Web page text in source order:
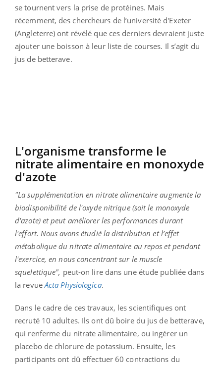
se tournent vers la prise de protéines. Mais
récemment, des chercheurs de l’université d'Exeter
(Angleterre) ont révélé que ces derniers devraient juste
ajouter une boisson à leur liste de courses. Il s’agit du
jus de betterave.
L'organisme transforme le
nitrate alimentaire en monoxyde
d'azote
"La supplémentation en nitrate alimentaire augmente la
biodisponibilité de l'oxyde nitrique (soit le monoxyde
d'azote) et peut améliorer les performances durant
l'effort. Nous avons étudié la distribution et l’effet
métabolique du nitrate alimentaire au repos et pendant
l'exercice, en nous concentrant sur le muscle
squelettique", peut-on lire dans une étude publiée dans
la revue Acta Physiologica.
Dans le cadre de ces travaux, les scientifiques ont
recruté 10 adultes. Ils ont dû boire du jus de betterave,
qui renferme du nitrate alimentaire, ou ingérer un
placebo de chlorure de potassium. Ensuite, les
participants ont dû effectuer 60 contractions du